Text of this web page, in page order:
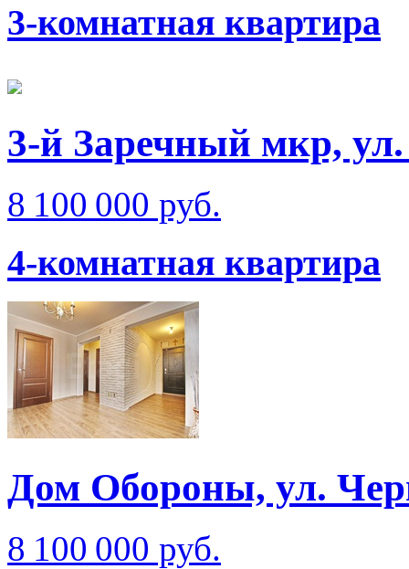
3-комнатная квартира
3-й Заречный мкр,
8 100 000 руб.
4-комнатная квартира
Дом Обороны, ул.
8 100 000 руб.